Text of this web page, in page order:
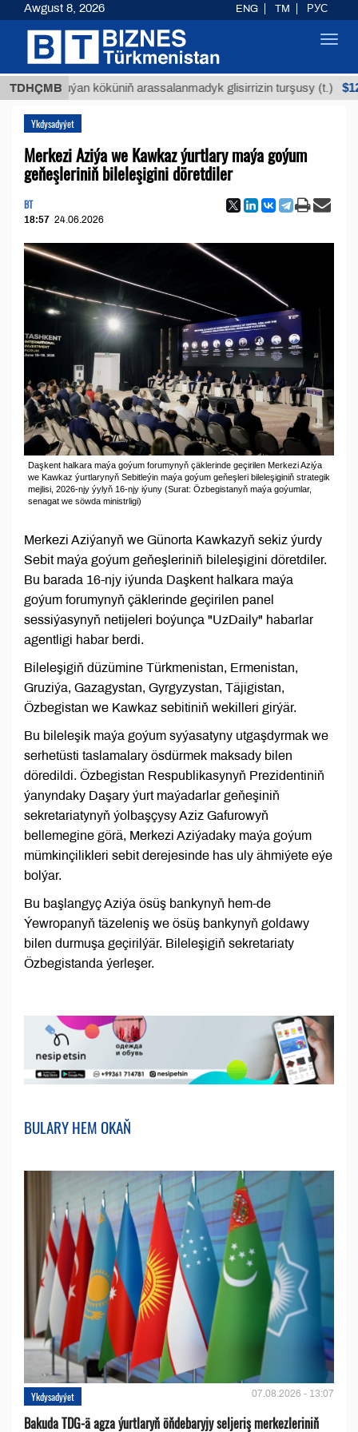
TDHÇMB
Buýan köküniň arassalanmadyk glisirrizin turşusy (t.) $12935,18
Ykdysadyýet
Merkezi Aziýa we Kawkaz ýurtlary maýa goýum
geňeşleriniň bileleşigini döretdiler
BT
18:57 24.06.2026
Daşkent halkara maýa goýum forumynyň çäklerinde geçirilen Merkezi Aziýa
we Kawkaz ýurtlarynyň Sebitleýin maýa goýum geňeşleri bileleşiginiň strategik
mejlisi, 2026-njy ýylyň 16-njy iýuny (Surat: Özbegistanyň maýa goýumlar,
senagat we söwda ministrligi)
Merkezi Aziýanyň we Günorta Kawkazyň sekiz ýurdy
Sebit maýa goýum geňeşleriniň bileleşigini döretdiler.
Bu barada 16-njy iýunda Daşkent halkara maýa
goýum forumynyň çäklerinde geçirilen panel
sessiýasynyň netijeleri boýunça "UzDaily" habarlar
agentligi habar berdi.
Bileleşigiň düzümine Türkmenistan, Ermenistan,
Gruziýa, Gazagystan, Gyrgyzystan, Täjigistan,
Özbegistan we Kawkaz sebitiniň wekilleri girýär.
Bu bileleşik maýa goýum syýasatyny utgaşdyrmak we
serhetüsti taslamalary ösdürmek maksady bilen
döredildi. Özbegistan Respublikasynyň Prezidentiniň
ýanyndaky Daşary ýurt maýadarlar geňeşiniň
sekretariatynyň ýolbaşçysy Aziz Gafurowyň
bellemegine görä, Merkezi Aziýadaky maýa goýum
mümkinçilikleri sebit derejesinde has uly ähmiýete eýe
bolýar.
Bu başlangyç Aziýa ösüş bankynyň hem-de
Ýewropanyň täzeleniş we ösüş bankynyň goldawy
bilen durmuşa geçirilýär. Bileleşigiň sekretariaty
Özbegistanda ýerleşer.
BULARY HEM OKAŇ
Ykdysadyýet 07.08.2026 - 13:07
Bakuda TDG-ä agza ýurtlaryň öňdebaryjy seljeriş merkezleriniň
Awgust 8, 2026 ENG TM РУС